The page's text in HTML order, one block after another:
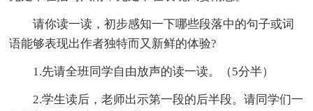
请你读一读，初步感知一下哪些段落中的句子或词
语能够表现出作者独特而又新鲜的体验?
1.先请全班同学自由放声的读一读。（5分半）
2.学生读后，老师出示第一段的后半段。请同学们一